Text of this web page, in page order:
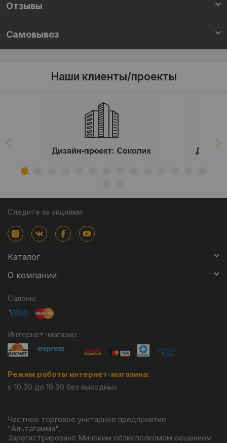
Отзывы
Самовывоз
Наши клиенты/проекты
Следите за акциями
Каталог
О компании
Салоны:
Интернет-магазин:
Режим работы интернет-магазина:
с 10.30 до 19.30 без выходных
Частное торговое унитарное предприятие
"Альтагамма".
Зарегистрировано Минским облисполкомом решением